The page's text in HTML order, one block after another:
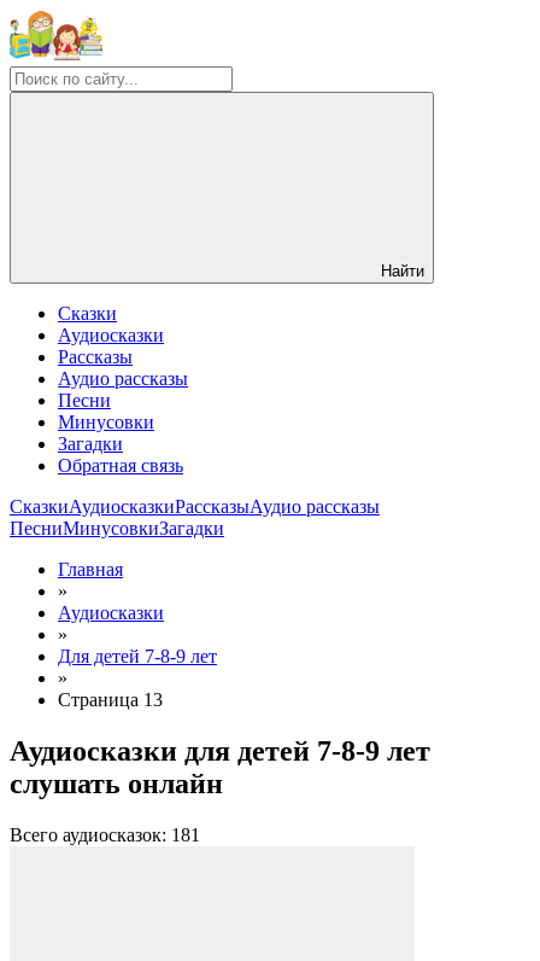
Найти
Сказки
Аудиосказки
Рассказы
Аудио рассказы
Песни
Минусовки
Загадки
Обратная связь
СказкиАудиосказкиРассказыАудио рассказы
ПесниМинусовкиЗагадки
Главная
»
Аудиосказки
»
Для детей 7-8-9 лет
»
Страница 13
Аудиосказки для детей 7-8-9 лет
слушать онлайн
Всего аудиосказок: 181